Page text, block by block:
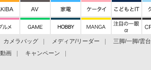
カメラバッグ メディア/リーダー 三脚/一脚/雲台
動画 キャンペーン